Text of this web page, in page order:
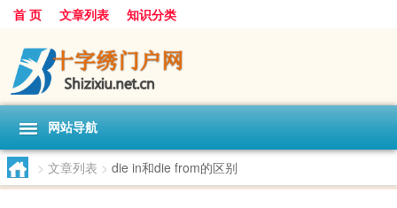
首 页 文章列表 知识分类
网站导航
> 文章列表 > die in和die from的区别